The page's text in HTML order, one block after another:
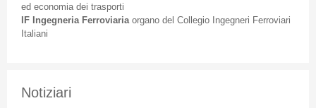
ed economia dei trasporti
IF Ingegneria Ferroviaria organodel Collegio Ingegneri Ferroviari
Italiani
Notiziari